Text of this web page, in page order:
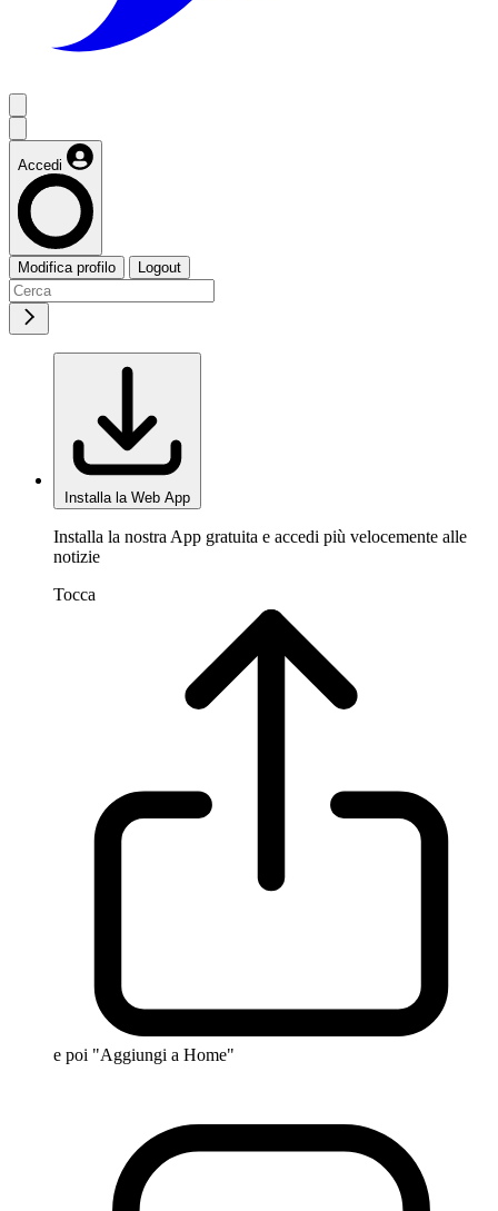
Accedi
Modifica profilo Logout
Installa la Web App
Installa la nostra App gratuita e accedi più velocemente alle
notizie
Tocca
e poi "Aggiungi a Home"